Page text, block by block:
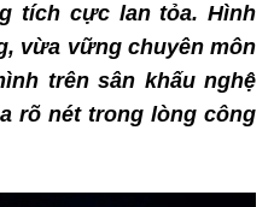
tích cực lan tỏa. Hình
vừa vững chuyên môn
trên sân khấu nghệ
rõ nét trong lòng công